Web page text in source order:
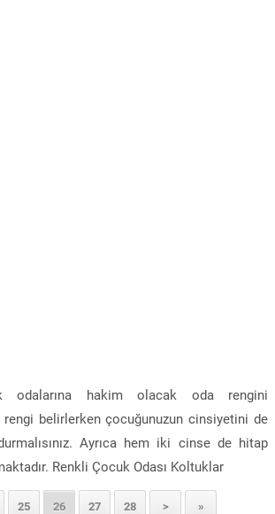
odalarına hakim olacak oda rengini
belirlerken çocuğunuzun cinsiyetini de
Ayrıca hem iki cinse de hitap
Renkli Çocuk Odası Koltuklar
25 26 27 28 > »